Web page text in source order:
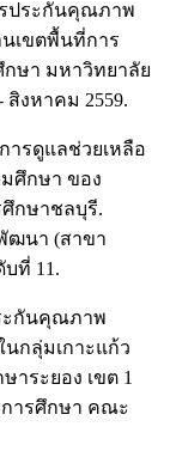
ประกันคุณภาพ
เขตพื้นที่การ
ษา มหาวิทยาลัย
งหาคม 2559.
ารดูแลช่วยเหลือ
ศึกษา ของ
ศึกษาชลบุรี.
ฒนา (สาขา
ที่ 11.
ะกันคุณภาพ
กลุ่มเกาะแก้ว
ระยอง เขต 1
ารศึกษา คณะ